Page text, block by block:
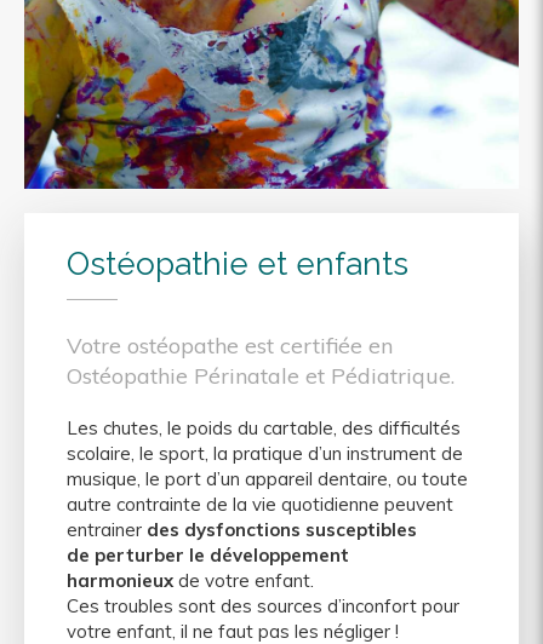
Ostéopathie et enfants
Votre ostéopathe est certifiée en
Ostéopathie Périnatale et Pédiatrique.
Les chutes, le poids du cartable, des difficultés
scolaire, le sport, la pratique d’un instrument de
musique, le port d’un appareil dentaire, ou toute
autre contrainte de la vie quotidienne peuvent
entrainer des dysfonctions susceptibles
de perturber le développement
harmonieux de votre enfant.
Ces troubles sont des sources d’inconfort pour
votre enfant, il ne faut pas les négliger !